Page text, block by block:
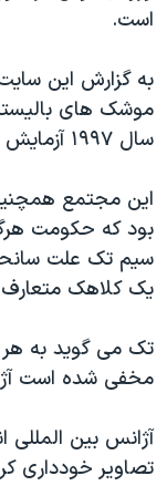
است.
به گزارش این
موشک های
سال ۱۹۹۷ آزمایش موتور موشک را در پارچین ردیابی کرد.
بود که حکومت
سیم تک علت
یک کلاهک متعارف
تک می گوید به هر
مخفی شده است
آژانس بین المللی
تصاویر خودداری